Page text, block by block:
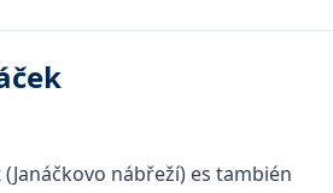
(Janáčkovo nábřeží) es también